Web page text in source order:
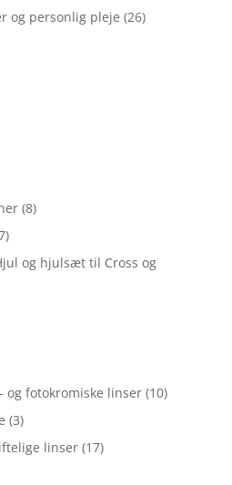
og personlig pleje (26)
(8)
og hjulsæt til Cross og
og fotokromiske linser (10)
(3)
linser (17)